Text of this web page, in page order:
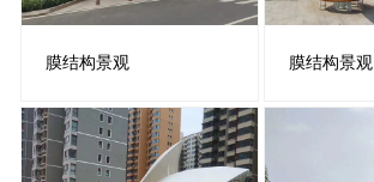
膜结构景观 膜结构景观